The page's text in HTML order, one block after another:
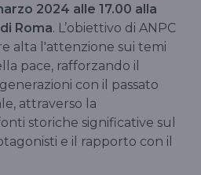
2024 alle 17.00 alla
Roma. L’obiettivo di ANPC
alta l'attenzione sui temi
pace, rafforzando il
con il passato
attraverso la
storiche significative sul
e il rapporto con il